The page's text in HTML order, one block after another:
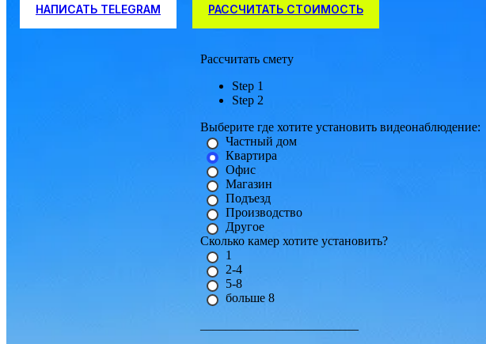
НАПИСАТЬ TELEGRAM РАССЧИТАТЬ СТОИМОСТЬ
Рассчитать смету
Step 1
Step 2
Выберите где хотите установить видеонаблюдение:
Частный дом
Квартира
Офис
Магазин
Подъезд
Производство
Другое
Сколько камер хотите установить?
1
2-4
5-8
больше 8